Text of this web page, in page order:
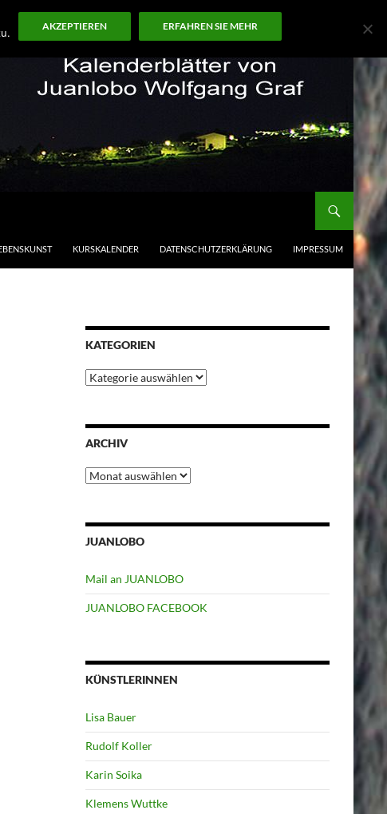
KURSKALENDER DATENSCHUTZERKLÄRUNG IMPRESSUM
KATEGORIEN
Kategorien
ARCHIV
Archiv
JUANLOBO
Mail an JUANLOBO
JUANLOBO FACEBOOK
KÜNSTLERINNEN
Lisa Bauer
Rudolf Koller
Karin Soika
Klemens Wuttke
AKZEPTIEREN ERFAHREN SIE MEHR